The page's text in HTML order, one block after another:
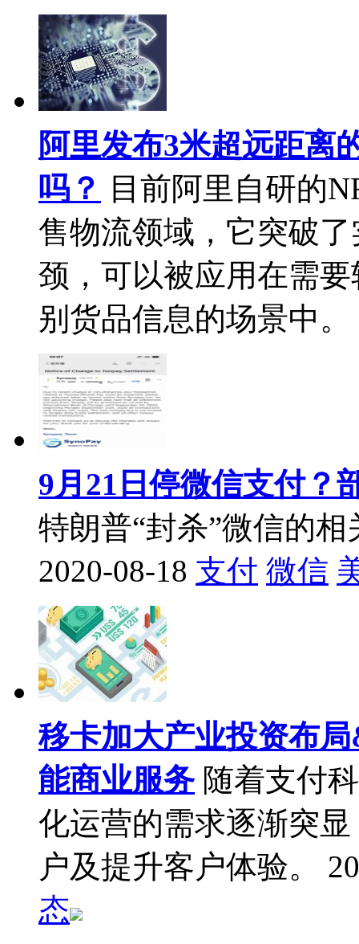
阿里发布3米超远距离
吗？
目前阿里自研的
售物流领域，它突破
颈，可以被应用在需
别货品信息的场景中。
9月21日停微信支付？
特朗普“封杀”微信的
2020-08-18 支付 微信
移卡加大产业投资布
能商业服务 随着支付
化运营的需求逐渐突
户及提升客户体验。
态